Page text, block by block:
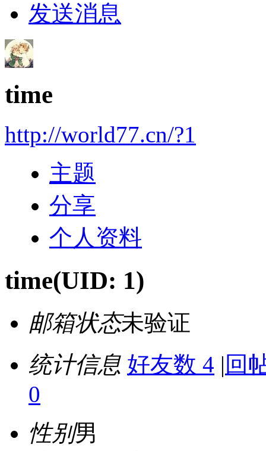
发送消息
time
http://world77.cn/?1
主题
分享
个人资料
time(UID: 1)
邮箱状态未验证
统计信息 好友数 4 | 回
0
性别男